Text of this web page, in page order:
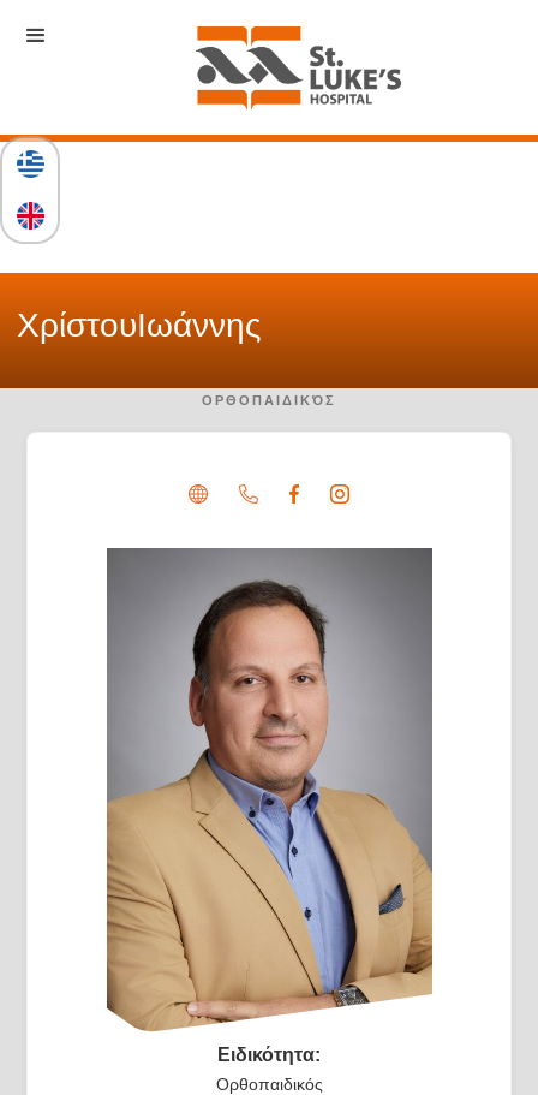
ΧρίστουΙωάννης
ΟΡΘΟΠΑΙΔΙΚΌΣ
Ειδικότητα:
Ορθοπαιδικός